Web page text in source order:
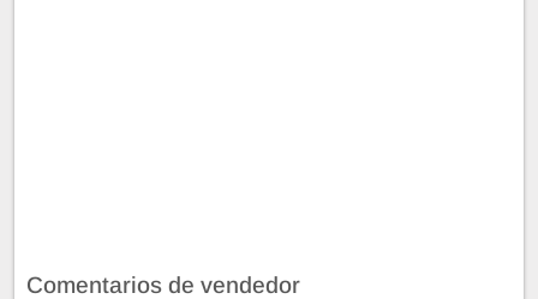
Comentarios de vendedor